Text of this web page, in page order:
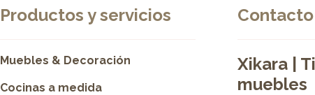
Productos y servicios
Muebles & Decoración
Cocinas a medida
Contacto
Xikara |
muebles